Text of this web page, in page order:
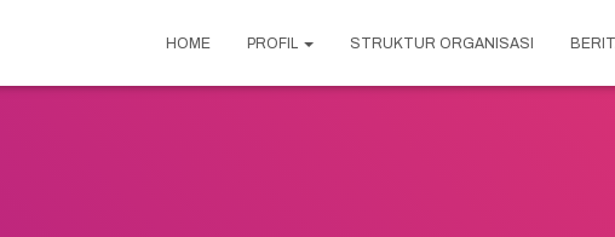
HOME PROFIL STRUKTUR ORGANISASI